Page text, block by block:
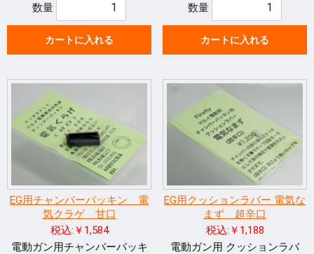
数量
カートに入れる
数量
カートに入れる
EG用チャンバーパッキン 電
気クラゲ 甘口
税込:￥1,584
電動ガン用チャンバーパッキ
EG用クッションラバー 電気な
まず 超辛口
税込:￥1,188
電動ガン用 クッションラバ